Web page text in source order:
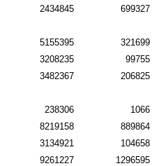
2434845 699327
5155395
321699
3208235
99755
3482367 206825
238306
1066
8219158
889864
3134921
104658
9261227
1296595